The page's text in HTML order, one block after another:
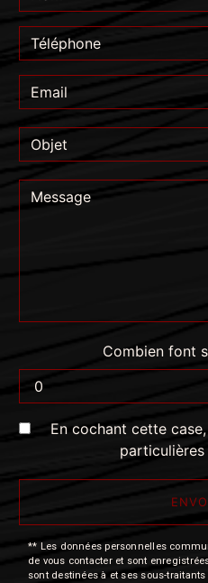
Combien font
En cochant cette
** Les données personnelles
de vous contacter et sont
sont destinées à et ses sous-